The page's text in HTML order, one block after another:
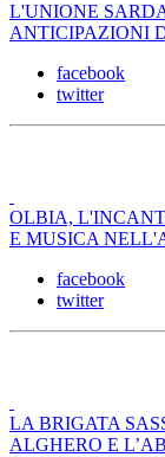
L'UNIONE
ANTICIPAZIONI
facebook
twitter
OLBIA,
E MUSICA
facebook
twitter
LA BRIGATA
ALGHERO E